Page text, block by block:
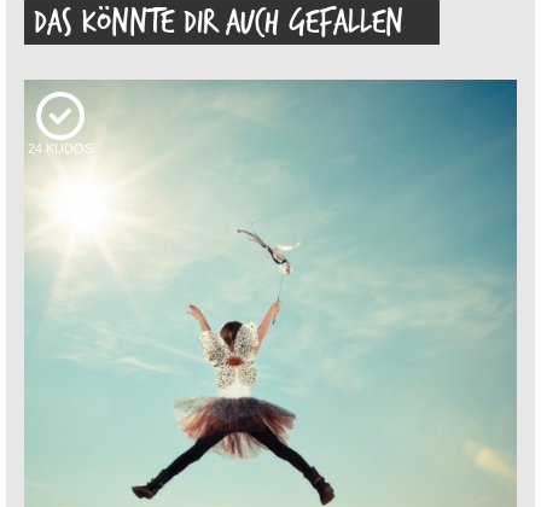
DAS KÖNNTE DIR AUCH GEFALLEN
24 KUDOS